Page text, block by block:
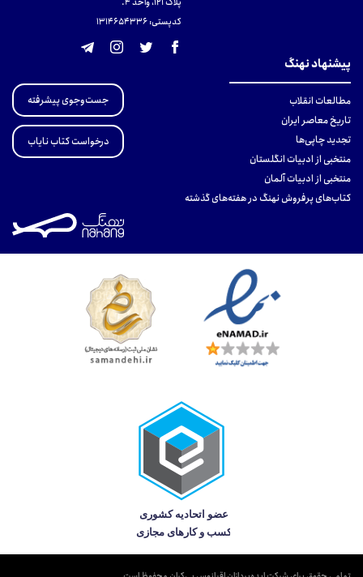
کدپستی: 131465433۶
پیشنهاد نهنگ
مطالعات انقلاب
تاریخ معاصر ایران
تجدید چاپی‌ها
منتخبی از ادبیات انگلستان
منتخبی از ادبیات آلمان
کتاب‌های پرفروش نهنگ در هفته‌های گذشته
جست‌وجوی پیشرفته
درخواست کتاب نایاب